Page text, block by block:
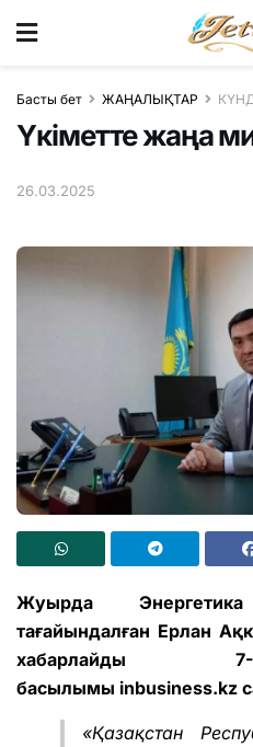
Басты бет ЖАҢАЛЫҚТАР
Үкіметте жаңа
26.03.2025
Жуырда
тағайындалған Ерлан
хабарлайды
басылымы inbusiness.kz
«Қазақстан